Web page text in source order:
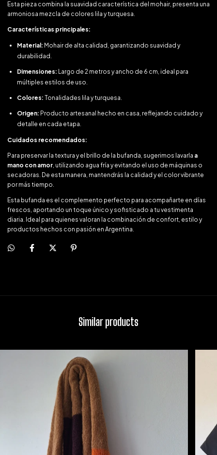
Esta pieza combina la suavidad característica del mohair, presenta una
armoniosa mezcla de colores lila y turquesa.
Características principales:
Material: Mohair de alta calidad, garantizando suavidad y
durabilidad.
Dimensiones: Largo de 2 metros y ancho de 6 cm, ideal para
múltiples estilos de uso.
Colores: Tonalidades lila y turquesa.
Origen: Producto artesanal hecho en casa, reflejando cuidado y
detalle en cada etapa.
Cuidados recomendados:
Para preservar la textura y el brillo de la bufanda, sugerimos lavarla a
mano con amor, utilizando agua fría y evitando el uso de máquinas o
secadoras. De esta manera, mantendrás la calidad y el color vibrante
por más tiempo.
Esta bufanda es el complemento perfecto para acompañarte en días
frescos, aportando un toque único y sofisticado a tu vestimenta
diaria. Ideal para quienes valoran la combinación de confort, estilo y
productos hechos con pasión en Argentina.
Similar products